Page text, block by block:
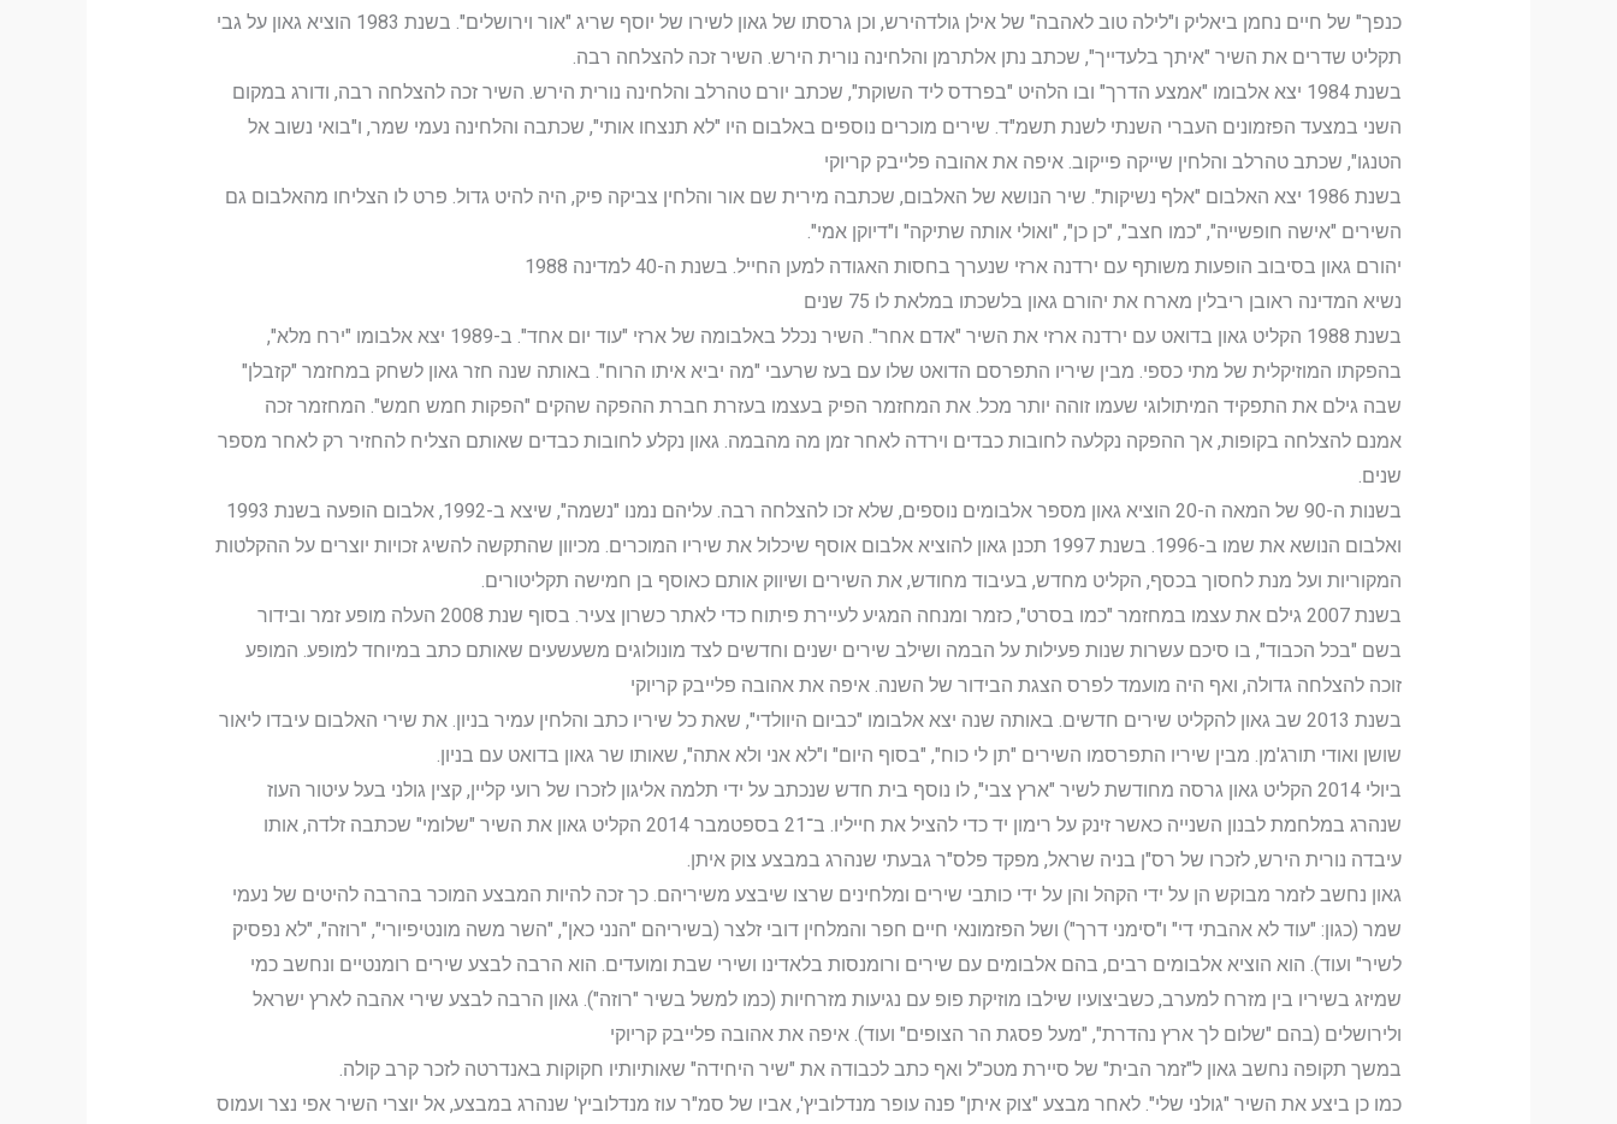
כנפך" של חיים נחמן ביאליק ו"לילה טוב לאהבה" של אילן גולדהירש, וכן גרסתו של גאון לשירו של יוסף שריג "אור וירושלים". בשנת 1983 הוציא גאון על גבי
תקליט שדרים את השיר "איתך בלעדייך", שכתב נתן אלתרמן והלחינה נורית הירש. השיר זכה להצלחה רבה.
בשנת 1984 יצא אלבומו "אמצע הדרך" ובו הלהיט "בפרדס ליד השוקת", שכתב יורם טהרלב והלחינה נורית הירש. השיר זכה להצלחה רבה, ודורג במקום
השני במצעד הפזמונים העברי השנתי לשנת תשמ"ד. שירים מוכרים נוספים באלבום היו "לא תנצחו אותי", שכתבה והלחינה נעמי שמר, ו"בואי נשוב אל
הטנגו", שכתב טהרלב והלחין שייקה פייקוב. איפה את אהובה פלייבק קריוקי
בשנת 1986 יצא האלבום "אלף נשיקות". שיר הנושא של האלבום, שכתבה מירית שם אור והלחין צביקה פיק, היה להיט גדול. פרט לו הצליחו מהאלבום גם
השירים "אישה חופשייה", "כמו חצב", "כן כן", "ואולי אותה שתיקה" ו"דיוקן אמי".
יהורם גאון בסיבוב הופעות משותף עם ירדנה ארזי שנערך בחסות האגודה למען החייל. בשנת ה-40 למדינה 1988
נשיא המדינה ראובן ריבלין מארח את יהורם גאון בלשכתו במלאת לו 75 שנים
בשנת 1988 הקליט גאון בדואט עם ירדנה ארזי את השיר "אדם אחר". השיר נכלל באלבומה של ארזי "עוד יום אחד". ב-1989 יצא אלבומו "ירח מלא",
בהפקתו המוזיקלית של מתי כספי. מבין שיריו התפרסם הדואט שלו עם בעז שרעבי "מה יביא איתו הרוח". באותה שנה חזר גאון לשחק במחזמר "קזבלן"
שבה גילם את התפקיד המיתולוגי שעמו זוהה יותר מכל. את המחזמר הפיק בעצמו בעזרת חברת ההפקה שהקים "הפקות חמש חמש". המחזמר זכה
אמנם להצלחה בקופות, אך ההפקה נקלעה לחובות כבדים וירדה לאחר זמן מה מהבמה. גאון נקלע לחובות כבדים שאותם הצליח להחזיר רק לאחר מספר
שנים.
בשנות ה-90 של המאה ה-20 הוציא גאון מספר אלבומים נוספים, שלא זכו להצלחה רבה. עליהם נמנו "נשמה", שיצא ב-1992, אלבום הופעה בשנת 1993
ואלבום הנושא את שמו ב-1996. בשנת 1997 תכנן גאון להוציא אלבום אוסף שיכלול את שיריו המוכרים. מכיוון שהתקשה להשיג זכויות יוצרים על ההקלטות
המקוריות ועל מנת לחסוך בכסף, הקליט מחדש, בעיבוד מחודש, את השירים ושיווק אותם כאוסף בן חמישה תקליטורים.
בשנת 2007 גילם את עצמו במחזמר "כמו בסרט", כזמר ומנחה המגיע לעיירת פיתוח כדי לאתר כשרון צעיר. בסוף שנת 2008 העלה מופע זמר ובידור
בשם "בכל הכבוד", בו סיכם עשרות שנות פעילות על הבמה ושילב שירים ישנים וחדשים לצד מונולוגים משעשעים שאותם כתב במיוחד למופע. המופע
זוכה להצלחה גדולה, ואף היה מועמד לפרס הצגת הבידור של השנה. איפה את אהובה פלייבק קריוקי
בשנת 2013 שב גאון להקליט שירים חדשים. באותה שנה יצא אלבומו "כביום היוולדי", שאת כל שיריו כתב והלחין עמיר בניון. את שירי האלבום עיבדו ליאור
שושן ואודי תורג'מן. מבין שיריו התפרסמו השירים "תן לי כוח", "בסוף היום" ו"לא אני ולא אתה", שאותו שר גאון בדואט עם בניון.
ביולי 2014 הקליט גאון גרסה מחודשת לשיר "ארץ צבי", לו נוסף בית חדש שנכתב על ידי תלמה אליגון לזכרו של רועי קליין, קצין גולני בעל עיטור העוז
שנהרג במלחמת לבנון השנייה כאשר זינק על רימון יד כדי להציל את חייליו. ב־21 בספטמבר 2014 הקליט גאון את השיר "שלומי" שכתבה זלדה, אותו
עיבדה נורית הירש, לזכרו של רס"ן בניה שראל, מפקד פלס"ר גבעתי שנהרג במבצע צוק איתן.
גאון נחשב לזמר מבוקש הן על ידי הקהל והן על ידי כותבי שירים ומלחינים שרצו שיבצע משיריהם. כך זכה להיות המבצע המוכר בהרבה להיטים של נעמי
שמר (כגון: "עוד לא אהבתי די" ו"סימני דרך") ושל הפזמונאי חיים חפר והמלחין דובי זלצר (בשיריהם "הנני כאן", "השר משה מונטיפיורי", "רוזה", "לא נפסיק
לשיר" ועוד). הוא הוציא אלבומים רבים, בהם אלבומים עם שירים ורומנסות בלאדינו ושירי שבת ומועדים. הוא הרבה לבצע שירים רומנטיים ונחשב כמי
שמיזג בשיריו בין מזרח למערב, כשביצועיו שילבו מוזיקת פופ עם נגיעות מזרחיות (כמו למשל בשיר "רוזה"). גאון הרבה לבצע שירי אהבה לארץ ישראל
ולירושלים (בהם "שלום לך ארץ נהדרת", "מעל פסגת הר הצופים" ועוד). איפה את אהובה פלייבק קריוקי
במשך תקופה נחשב גאון ל"זמר הבית" של סיירת מטכ"ל ואף כתב לכבודה את "שיר היחידה" שאותיותיו חקוקות באנדרטה לזכר קרב קולה.
כמו כן ביצע את השיר "גולני שלי". לאחר מבצע "צוק איתן" פנה עופר מנדלוביץ', אביו של סמ"ר עוז מנדלוביץ' שנהרג במבצע, אל יוצרי השיר אפי נצר ועמוס